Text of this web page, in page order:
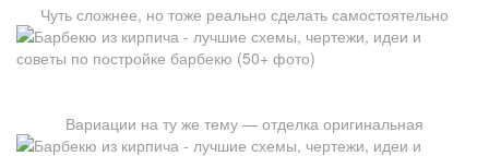
Чуть сложнее, но тоже реально сделать самостоятельно
Вариации на ту же тему — отделка оригинальная